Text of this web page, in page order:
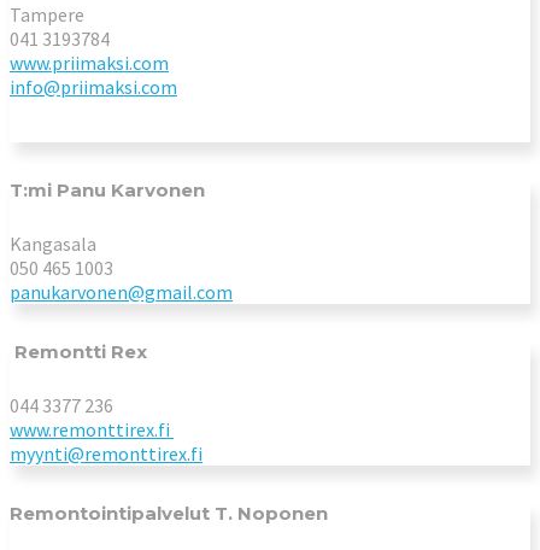
Tampere
041 3193784
www.priimaksi.com
info@priimaksi.com
T:mi Panu Karvonen
Kangasala
050 465 1003
panukarvonen@gmail.com
Remontti Rex
044 3377 236
www.remonttirex.fi
myynti@remonttirex.fi
Remontointipalvelut T. Noponen